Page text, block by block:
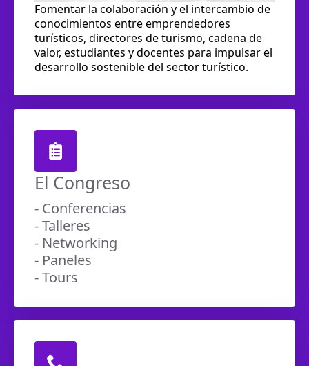
Fomentar la colaboración y el intercambio de
conocimientos entre emprendedores
turísticos, directores de turismo, cadena de
valor, estudiantes y docentes para impulsar el
desarrollo sostenible del sector turístico.
El Congreso
- Conferencias
- Talleres
- Networking
- Paneles
- Tours